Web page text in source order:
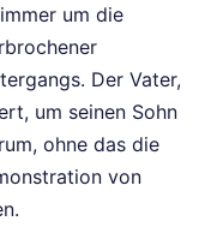
um die
Der Vater,
um seinen Sohn
ohne das die
von